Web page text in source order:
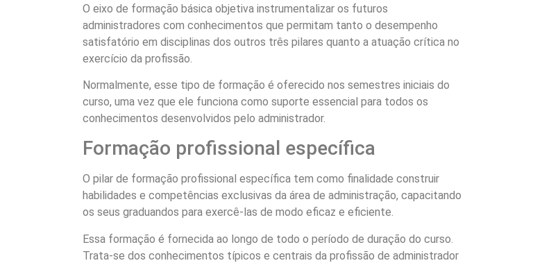
O eixo de formação básica objetiva instrumentalizar os futuros
administradores com conhecimentos que permitam tanto o desempenho
satisfatório em disciplinas dos outros três pilares quanto a atuação crítica no
exercício da profissão.
Normalmente, esse tipo de formação é oferecido nos semestres iniciais do
curso, uma vez que ele funciona como suporte essencial para todos os
conhecimentos desenvolvidos pelo administrador.
Formação profissional específica
O pilar de formação profissional específica tem como finalidade construir
habilidades e competências exclusivas da área de administração, capacitando
os seus graduandos para exercê-las de modo eficaz e eficiente.
Essa formação é fornecida ao longo de todo o período de duração do curso.
Trata-se dos conhecimentos típicos e centrais da profissão de administrador